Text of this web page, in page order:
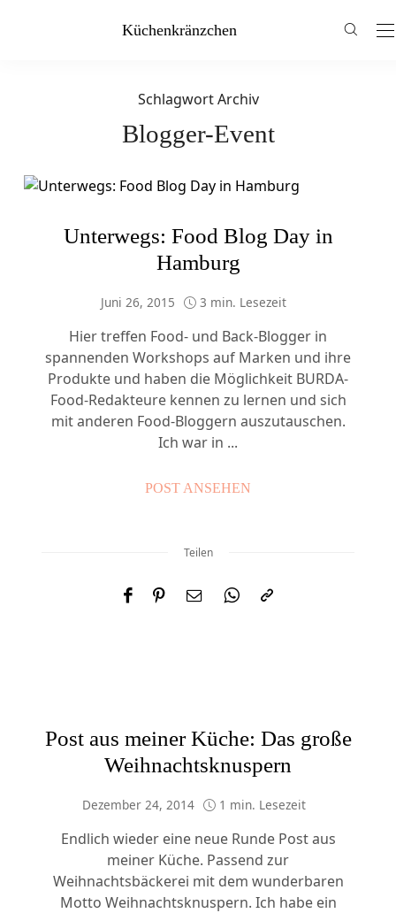
Küchenkränzchen
Schlagwort Archiv
Blogger-Event
Unterwegs: Food Blog Day in
Hamburg
Juni 26, 2015 3 min. Lesezeit
Hier treffen Food- und Back-Blogger in
spannenden Workshops auf Marken und ihre
Produkte und haben die Möglichkeit BURDA-
Food-Redakteure kennen zu lernen und sich
mit anderen Food-Bloggern auszutauschen.
Ich war in ...
POST ANSEHEN
Teilen
Post aus meiner Küche: Das große
Weihnachtsknuspern
Dezember 24, 2014 1 min. Lesezeit
Endlich wieder eine neue Runde Post aus
meiner Küche. Passend zur
Weihnachtsbäckerei mit dem wunderbaren
Motto Weihnachtsknuspern. Ich habe ein